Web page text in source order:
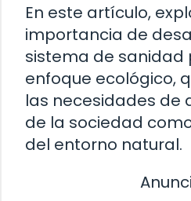
En este artículo,
importancia de
sistema de sanidad
enfoque ecológico,
las necesidades de
de la sociedad
del entorno natural.